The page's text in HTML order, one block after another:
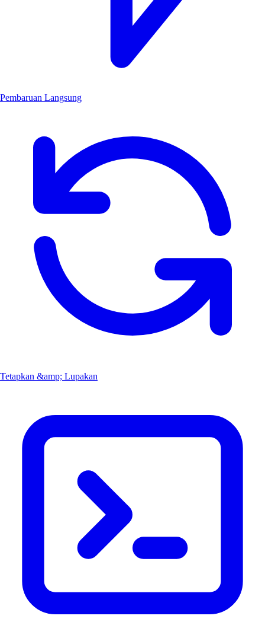
Pembaruan Langsung
Tetapkan &amp; Lupakan